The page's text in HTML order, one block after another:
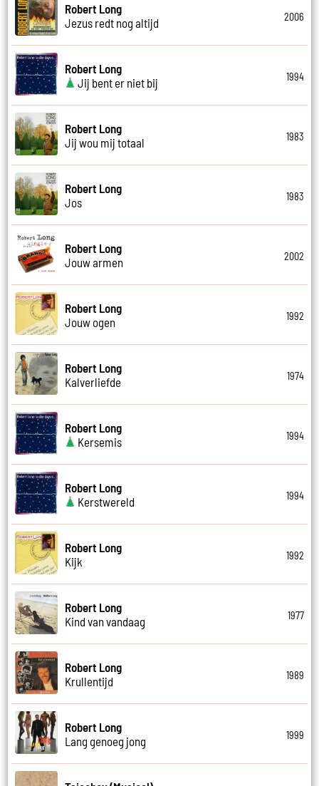
Robert Long
Jezus redt nog altijd
2006
Robert Long
Jij bent er niet bij
1994
Robert Long
Jij wou mij totaal
1983
Robert Long
Jos
1983
Robert Long
Jouw armen
2002
Robert Long
Jouw ogen
1992
Robert Long
Kalverliefde
1974
Robert Long
Kersemis
1994
Robert Long
Kerstwereld
1994
Robert Long
Kijk
1992
Robert Long
Kind van vandaag
1977
Robert Long
Krullentijd
1989
Robert Long
Lang genoeg jong
1999